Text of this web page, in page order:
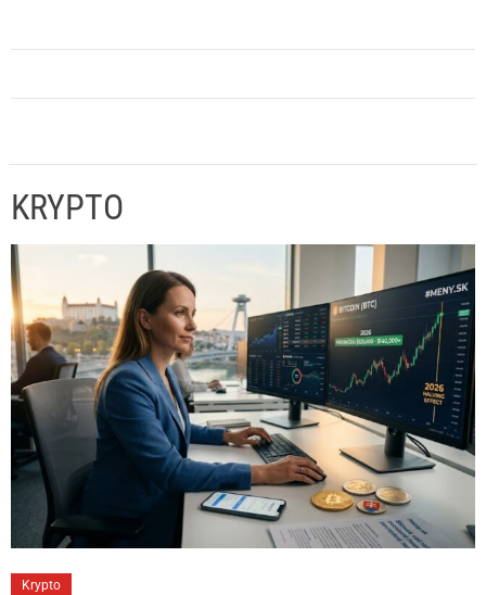
KRYPTO
Krypto